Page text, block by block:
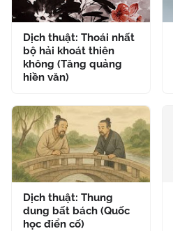
Dịch thuật: Thoái nhất
bộ hải khoát thiên
không (Tăng quảng
hiền văn)
Dịch thuật: Thung
dung bất bách (Quốc
học điển cố)